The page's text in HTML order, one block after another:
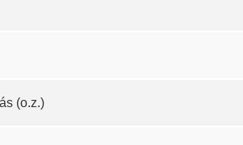
(o.z.)